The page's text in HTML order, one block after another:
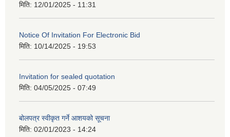
मिति: 12/01/2025 - 11:31
Notice Of Invitation For Electronic Bid
मिति: 10/14/2025 - 19:53
Invitation for sealed quotation
मिति: 04/05/2025 - 07:49
बोलपत्र स्वीकृत गर्ने आशयको सूचना
मिति: 02/01/2023 - 14:24